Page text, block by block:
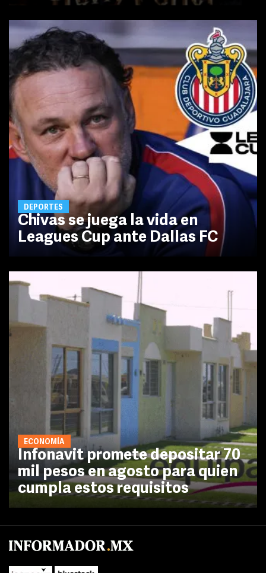
DEPORTES
Chivas se juega la vida en
Leagues Cup ante Dallas FC
ECONOMÍA
Infonavit promete depositar 70
mil pesos en agosto para quien
cumpla estos requisitos